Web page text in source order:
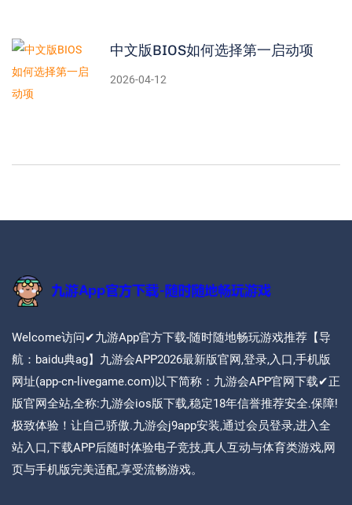
中文版BIOS如何选择第一启动项
2026-04-12
Welcome访问✔九游App官方下载-随时随地畅玩游戏推荐【导
航：baidu典ag】九游会APP2026最新版官网,登录,入口,手机版
网址(app-cn-livegame.com)以下简称：九游会APP官网下载✔正
版官网全站,全称:九游会ios版下载,稳定18年信誉推荐安全.保障!
极致体验！让自己骄傲.九游会j9app安装,通过会员登录,进入全
站入口,下载APP后随时体验电子竞技,真人互动与体育类游戏,网
页与手机版完美适配,享受流畅游戏。